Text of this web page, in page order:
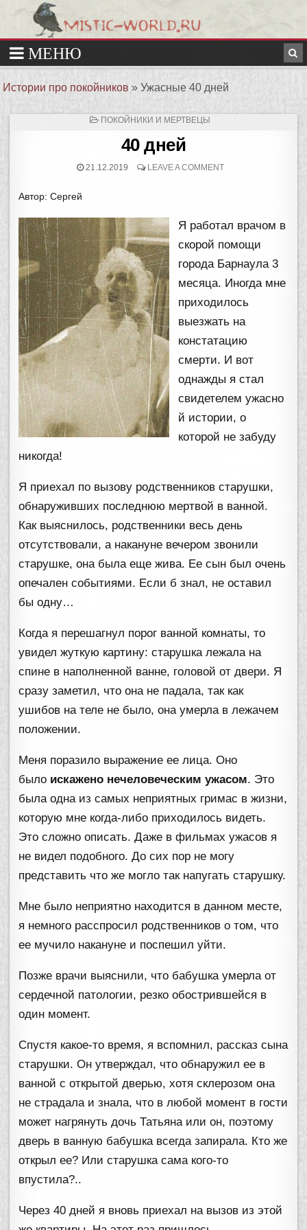
Истории про покойников »Ужасные 40 дней
ОПУБЛИКОВАНО
ПОКОЙНИКИ И МЕРТВЕЦЫ
40 дней
21.12.2019 LEAVE A COMMENT
Автор: Сергей
Я работал врачом в
скорой помощи
города Барнаула 3
месяца. Иногда мне
приходилось
выезжать на
констатацию
смерти. И вот
однажды я стал
свидетелем ужасно
й истории, о
которой не забуду
никогда!
Я приехал по вызову родственников старушки,
обнаруживших последнюю мертвой в ванной.
Как выяснилось, родственники весь день
отсутствовали, а накануне вечером звонили
старушке, она была еще жива. Ее сын был очень
опечален событиями. Если б знал, не оставил
бы одну…
Когда я перешагнул порог ванной комнаты, то
увидел жуткую картину: старушка лежала на
спине в наполненной ванне, головой от двери. Я
сразу заметил, что она не падала, так как
ушибов на теле не было, она умерла в лежачем
положении.
Меня поразило выражение ее лица. Оно
было искажено нечеловеческим ужасом. Это
была одна из самых неприятных гримас в жизни,
которую мне когда-либо приходилось видеть.
Это сложно описать. Даже в фильмах ужасов я
не видел подобного. До сих пор не могу
представить что же могло так напугать старушку.
Мне было неприятно находится в данном месте,
я немного расспросил родственников о том, что
ее мучило накануне и поспешил уйти.
Позже врачи выяснили, что бабушка умерла от
сердечной патологии, резко обострившейся в
один момент.
Спустя какое-то время, я вспомнил, рассказ сына
старушки. Он утверждал, что обнаружил ее в
ванной с открытой дверью, хотя склерозом она
не страдала и знала, что в любой момент в гости
может нагрянуть дочь Татьяна или он, поэтому
дверь в ванную бабушка всегда запирала. Кто же
открыл ее? Или старушка сама кого-то
впустила?..
Через 40 дней я вновь приехал на вызов из этой